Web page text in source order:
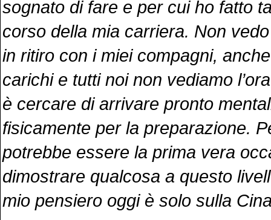
sognato di fare e per cui ho fatto
corso della mia carriera. Non
in ritiro con i miei compagni,
carichi e tutti noi non vediamo
è cercare di arrivare pronto
fisicamente per la preparazione.
potrebbe essere la prima vera
dimostrare qualcosa a questo
mio pensiero oggi è solo sulla